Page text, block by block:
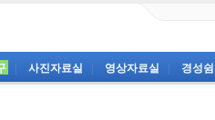
사진자료실 영상자료실 경성쉼